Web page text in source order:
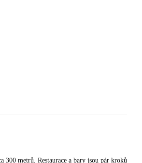
300 metrů. Restaurace a bary jsou pár kroků